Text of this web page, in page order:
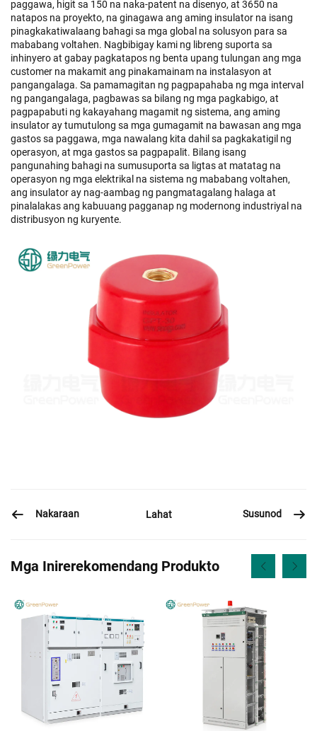
paggawa, higit sa 150 na naka-patent na disenyo, at 3650 na
natapos na proyekto, na ginagawa ang aming insulator na isang
pinagkakatiwalaang bahagi sa mga global na solusyon para sa
mababang voltahen. Nagbibigay kami ng libreng suporta sa
inhinyero at gabay pagkatapos ng benta upang tulungan ang mga
customer na makamit ang pinakamainam na instalasyon at
pangangalaga. Sa pamamagitan ng pagpapahaba ng mga interval
ng pangangalaga, pagbawas sa bilang ng mga pagkabigo, at
pagpapabuti ng kakayahang magamit ng sistema, ang aming
insulator ay tumutulong sa mga gumagamit na bawasan ang mga
gastos sa paggawa, mga nawalang kita dahil sa pagkakatigil ng
operasyon, at mga gastos sa pagpapalit. Bilang isang
pangunahing bahagi na sumusuporta sa ligtas at matatag na
operasyon ng mga elektrikal na sistema ng mababang voltahen,
ang insulator ay nag-aambag ng pangmatagalang halaga at
pinalalakas ang kabuuang pagganap ng modernong industriyal na
distribusyon ng kuryente.
Nakaraan Lahat Susunod
Mga Inirerekomendang Produkto